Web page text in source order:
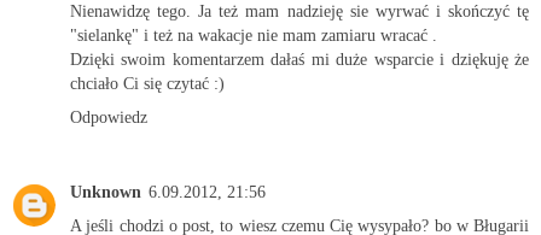
Nienawidzę tego. Ja też mam nadzieję sie wyrwać i skończyć tę
"sielankę" i też na wakacje nie mam zamiaru wracać .
Dzięki swoim komentarzem dałaś mi duże wsparcie i dziękuję że
chciało Ci się czytać :)
Odpowiedz
Unknown 6.09.2012, 21:56
A jeśli chodzi o post, to wiesz czemu Cię wysypało? bo w Bługarii